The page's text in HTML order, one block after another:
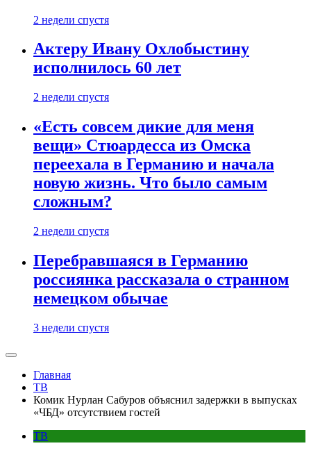
2 недели спустя
Актеру Ивану Охлобыстину
исполнилось 60 лет
2 недели спустя
«Есть совсем дикие для меня
вещи» Стюардесса из Омска
переехала в Германию и начала
новую жизнь. Что было самым
сложным?
2 недели спустя
Перебравшаяся в Германию
россиянка рассказала о странном
немецком обычае
3 недели спустя
Главная
ТВ
Комик Нурлан Сабуров объяснил задержки в выпусках
«ЧБД» отсутствием гостей
ТВ